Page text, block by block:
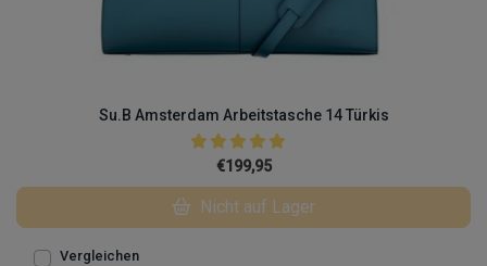
Su.B Amsterdam Arbeitstasche 14 Türkis
€199,95
Nicht auf Lager
Vergleichen